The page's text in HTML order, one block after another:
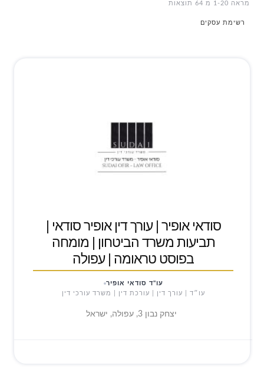
מראה 1-20 מ 64 תוצאות
רשימת עסקים
סודאי אופיר | עורך דין אופיר סודאי |
תביעות משרד הביטחון | מומחה
בפוסט טראומה | עפולה
עו"ד סודאי אופיר
עו״ד | עורך דין | עורכת דין | משרד עורכי דין
יצחק נבון 3, עפולה, ישראל